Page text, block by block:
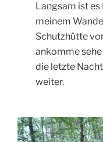
Langsam ist
meinem
Schutzhütte
ankomme
die letzte
weiter.